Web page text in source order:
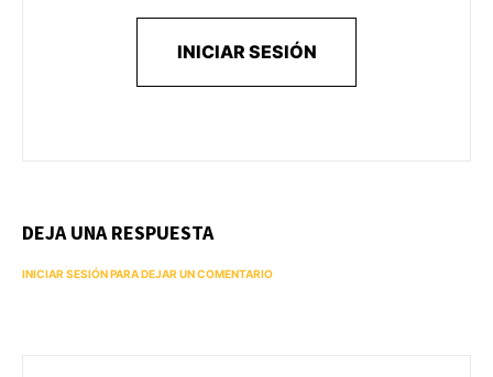
INICIAR SESIÓN
DEJA UNA RESPUESTA
INICIAR SESIÓN PARA DEJAR UN COMENTARIO